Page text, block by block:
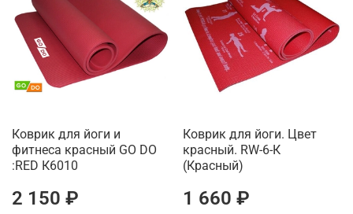
Коврик для йоги и
фитнеса красный GO DO
:RED К6010
2 150 ₽
Коврик для йоги. Цвет
красный. RW-6-К
(Красный)
1 660 ₽